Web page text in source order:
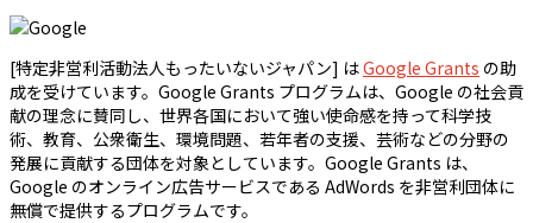
[特定非営利活動法人もったいないジャパン] はGoogle Grants の助
成を受けています。Google Grants プログラムは、Google の社会貢
献の理念に賛同し、世界各国において強い使命感を持って科学技
術、教育、公衆衛生、環境問題、若年者の支援、芸術などの分野の
発展に貢献する団体を対象としています。Google Grants は、
Google のオンライン広告サービスである AdWords を非営利団体に
無償で提供するプログラムです。